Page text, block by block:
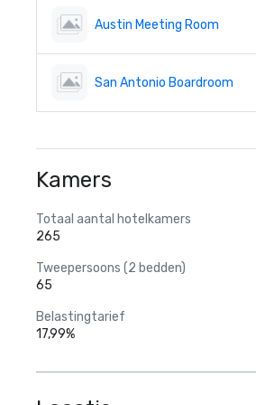
Austin Meeting Room
San Antonio Boardroom
Kamers
Totaal aantal hotelkamers
265
Tweepersoons (2 bedden)
65
Belastingtarief
17,99%